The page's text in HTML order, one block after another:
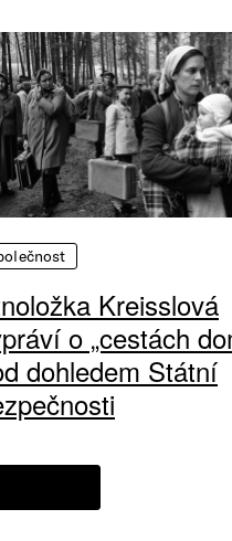
Kreisslová
o „cestách
dohledem Státní